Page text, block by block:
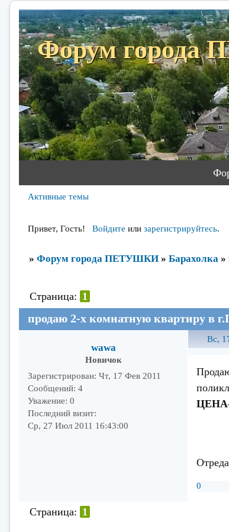
Форум
Активные темы
Привет, Гость! Войдите или зарегистрируйтесь.
» Форум города ПЕТУШКИ » Барахолка »
продаю 2-х комнатную квартиру в
Страница: 1
Вс,
wawa
Новичок
Зарегистрирован: Чт, 17 Фев 2011
Сообщений: 4
Уважение: 0
Последний визит:
Ср, 27 Июл 2011 16:43:00
ЦЕНА-
0
Страница: 1